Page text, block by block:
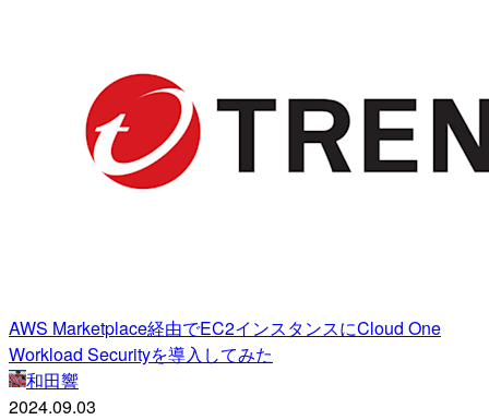
AWS Marketplace経由でEC2インスタンスにCloud One
Workload Securityを導入してみた
和田響
2024.09.03